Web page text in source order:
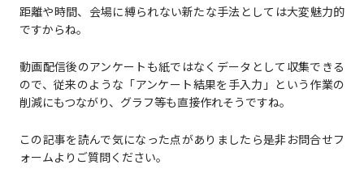
距離や時間、会場に縛られない新たな手法としては大変魅力的
ですからね。
動画配信後のアンケートも紙ではなくデータとして収集できる
ので、従来のような「アンケート結果を手入力」という作業の
削減にもつながり、グラフ等も直接作れそうですね。
この記事を読んで気になった点がありましたら是非お問合せフ
ォームよりご質問ください。